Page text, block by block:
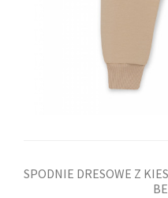
SPODNIE DRESOWE Z